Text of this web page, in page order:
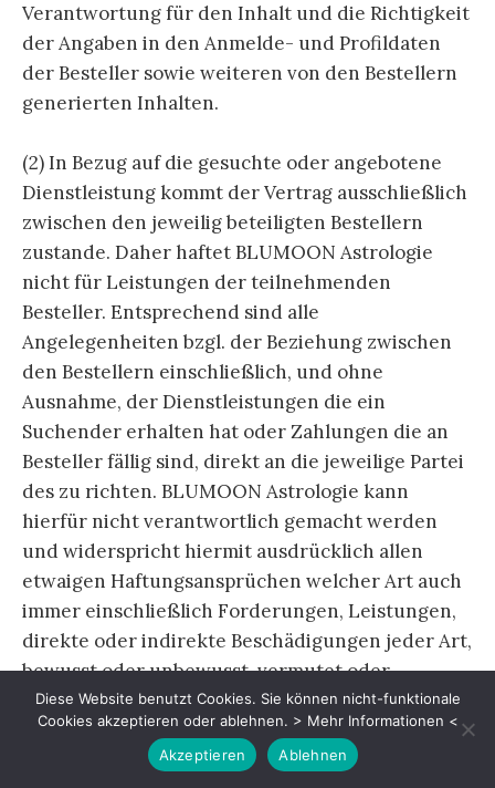
Verantwortung für den Inhalt und die Richtigkeit
der Angaben in den Anmelde- und Profildaten
der Besteller sowie weiteren von den Bestellern
generierten Inhalten.
(2) In Bezug auf die gesuchte oder angebotene
Dienstleistung kommt der Vertrag ausschließlich
zwischen den jeweilig beteiligten Bestellern
zustande. Daher haftet BLUMOON Astrologie
nicht für Leistungen der teilnehmenden
Besteller. Entsprechend sind alle
Angelegenheiten bzgl. der Beziehung zwischen
den Bestellern einschließlich, und ohne
Ausnahme, der Dienstleistungen die ein
Suchender erhalten hat oder Zahlungen die an
Besteller fällig sind, direkt an die jeweilige Partei
des zu richten. BLUMOON Astrologie kann
hierfür nicht verantwortlich gemacht werden
und widerspricht hiermit ausdrücklich allen
etwaigen Haftungsansprüchen welcher Art auch
immer einschließlich Forderungen, Leistungen,
direkte oder indirekte Beschädigungen jeder Art,
bewusst oder unbewusst, vermutet oder
unvermutet, offengelegt oder nicht, in welcher
Art auch immer im Zusammenhang mit den
genannten Angelegenheiten.
Diese Website benutzt Cookies. Sie können nicht-funktionale
Cookies akzeptieren oder ablehnen. > Mehr Informationen <
Akzeptieren
Ablehnen